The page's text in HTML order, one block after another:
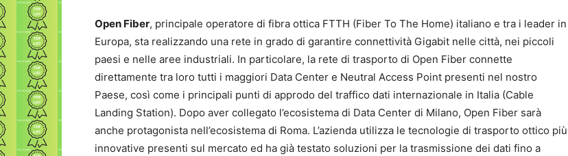
Open Fiber, principale operatore di fibra ottica FTTH (Fiber To The Home) italiano e tra i leader in
Europa, sta realizzando una rete in grado di garantire connettività Gigabit nelle città, nei piccoli
paesi e nelle aree industriali. In particolare, la rete di trasporto di Open Fiber connette
direttamente tra loro tutti i maggiori Data Center e Neutral Access Point presenti nel nostro
Paese, così come i principali punti di approdo del traffico dati internazionale in Italia (Cable
Landing Station). Dopo aver collegato l’ecosistema di Data Center di Milano, Open Fiber sarà
anche protagonista nell’ecosistema di Roma. L’azienda utilizza le tecnologie di trasporto ottico più
innovative presenti sul mercato ed ha già testato soluzioni per la trasmissione dei dati fino a